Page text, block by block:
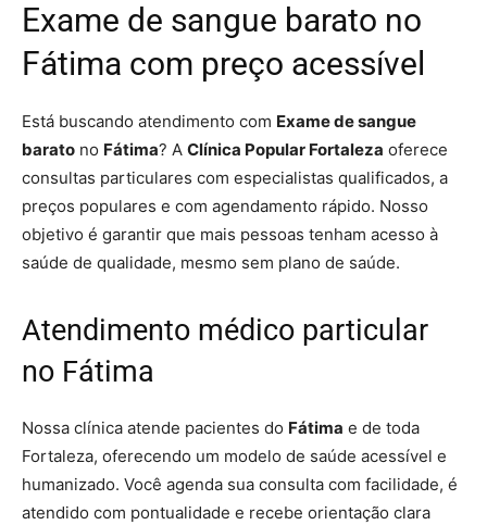
Exame de sangue barato no
Fátima com preço acessível
Está buscando atendimento com Exame de sangue
barato no Fátima? A Clínica Popular Fortaleza oferece
consultas particulares com especialistas qualificados, a
preços populares e com agendamento rápido. Nosso
objetivo é garantir que mais pessoas tenham acesso à
saúde de qualidade, mesmo sem plano de saúde.
Atendimento médico particular
no Fátima
Nossa clínica atende pacientes do Fátima e de toda
Fortaleza, oferecendo um modelo de saúde acessível e
humanizado. Você agenda sua consulta com facilidade, é
atendido com pontualidade e recebe orientação clara